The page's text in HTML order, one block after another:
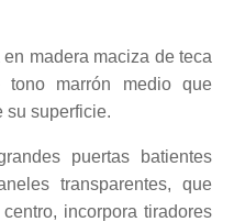
madera maciza de teca
marrón medio que
su superficie.
puertas batientes
transparentes, que
incorpora tiradores